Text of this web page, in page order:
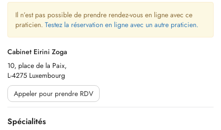
Il n’est pas possible de prendre rendez-vous en ligne avec ce
praticien. Testez la réservation en ligne avec un autre praticien.
Cabinet Eirini Zoga
10, place de la Paix,
L-4275 Luxembourg
Appeler pour prendre RDV
Spécialités